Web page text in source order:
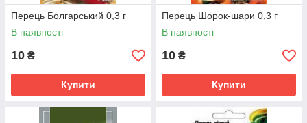
Перець Болгарський 0,3 г
В наявності
10 ₴
Купити
Перець Шорок-шари 0,3 г
В наявності
10 ₴
Купити